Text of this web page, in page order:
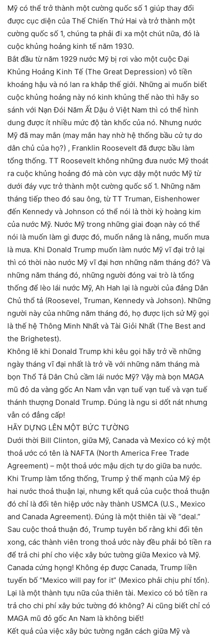
Mỹ có thể trở thành một cường quốc số 1 giúp thay đổi
được cục diện của Thế Chiến Thứ Hai và trở thành một
cường quốc số 1, chúng ta phải đi xa một chút nữa, đó là
cuộc khủng hoảng kinh tế năm 1930.
Bắt đầu từ năm 1929 nước Mỹ bị rơi vào một cuộc Đại
Khủng Hoảng Kinh Tế (The Great Depression) vô tiền
khoáng hậu và nó lan ra khắp thế giới. Những ai muốn biết
cuộc khủng hoảng này nó kinh khủng thế nào thì hãy so
sánh với Nạn Đói Năm Ất Dậu ở Việt Nam thì có thể hình
dung được ít nhiều mức độ tàn khốc của nó. Nhưng nước
Mỹ đã may mắn (may mắn hay nhờ hệ thống bầu cử tự do
dân chủ của họ?) , Franklin Roosevelt đã được bầu làm
tổng thống. TT Roosevelt không những đưa nước Mỹ thoát
ra cuộc khủng hoảng đó mà còn vực dậy một nước Mỹ từ
dưới đáy vực trở thành một cường quốc số 1. Những năm
tháng tiếp theo đó sau ông, từ TT Truman, Eishenhower
đến Kennedy và Johnson có thể nói là thời kỳ hoàng kim
của nước Mỹ. Nước Mỹ trong những giai đoạn này có thể
nói là muốn làm gì được đó, muốn nắng là nắng, muốn mưa
là mưa. Khi Donald Trump muốn làm nước Mỹ vĩ đại trở lại
thì có thời nào nước Mỹ vĩ đại hơn những năm tháng đó? Và
những năm tháng đó, những người đóng vai trò là tổng
thống để lèo lái nước Mỹ, Ah Hah lại là người của đảng Dân
Chủ thổ tả (Roosevel, Truman, Kennedy và Johson). Những
người này của những năm tháng đó, họ được lịch sử Mỹ gọi
là thế hệ Thông Minh Nhất và Tài Giỏi Nhất (The Best and
the Brighetest).
Không lẽ khi Donald Trump khi kêu gọi hãy trở về những
ngày tháng vĩ đại nhất là trở về với những năm tháng mà
bọn Thổ Tả Dân Chủ cầm lái nước Mỹ? Vậy mà bọn MAGA
mũ đỏ da vàng gốc An Nam vẫn vạn tuế vạn tuế và vạn tuế
thánh thượng Donald Trump. Đúng là ngu si dốt nát nhưng
vẫn có đẳng cấp!
HÃY DỰNG LÊN MỘT BỨC TƯỜNG
Dưới thời Bill Clinton, giữa Mỹ, Canada và Mexico có ký một
thoả ước có tên là NAFTA (North America Free Trade
Agreement) – một thoả ước mậu dịch tự do giữa ba nước.
Khi Trump làm tổng thống, Trump ỷ thế mạnh của Mỹ ép
hai nước thoả thuận lại, nhưng kết quả của cuộc thoả thuận
đó chỉ là đổi tên hiệp ước này thành USMCA (U.S., Mexico
and Canada Agreement). Đúng là một thiên tài về “deal.”
Sau cuộc thoả thuận đó, Trump tuyên bố rằng khi đổi tên
xong, các thành viên trong thoả ước này đều phải bỏ tiền ra
để trả chi phí cho việc xây bức tường giữa Mexico và Mỹ.
Canada cứng họng! Không ép được Canada, Trump liền
tuyến bố “Mexico will pay for it” (Mexico phải chịu phí tổn).
Lại là một thành tựu nữa của thiên tài. Mexico có bỏ tiền ra
trả cho chi phí xây bức tường đó không? Ai cũng biết chỉ có
MAGA mũ đỏ gốc An Nam là không biết!
Kết quả của việc xây bức tường ngăn cách giữa Mỹ và